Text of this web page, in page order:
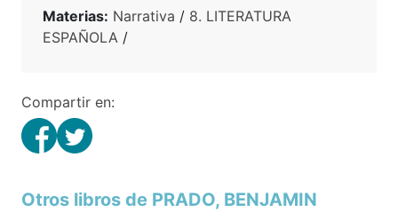
Materias: Narrativa / 8. LITERATURA
ESPAÑOLA /
Compartir en:
Otros libros de PRADO, BENJAMIN